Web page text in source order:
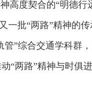
高度契合的“明德行
一批“两路”精神的
”综合交通学科群
“两路”精神与时俱